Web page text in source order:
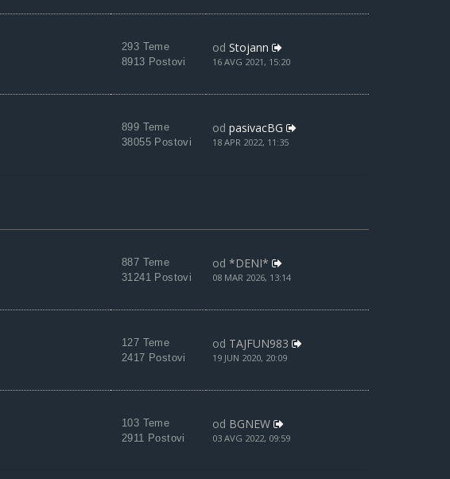
293 Teme
8913 Postovi
od Stojann
16 AVG 2021, 15:20
899 Teme
38055 Postovi
od pasivacBG
18 APR 2022, 11:35
887 Teme
31241 Postovi
od *DENI*
08 MAR 2026, 13:14
127 Teme
2417 Postovi
od TAJFUN983
19 JUN 2020, 20:09
103 Teme
2911 Postovi
od BGNEW
03 AVG 2022, 09:59